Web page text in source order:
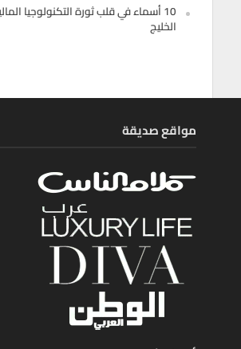
10 أسماء في قلب ثورة التكنولوجيا
الخليج
مواقع صديقة